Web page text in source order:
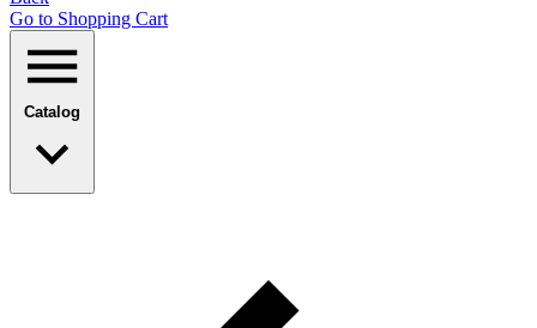
Go to Shopping Сart
Catalog